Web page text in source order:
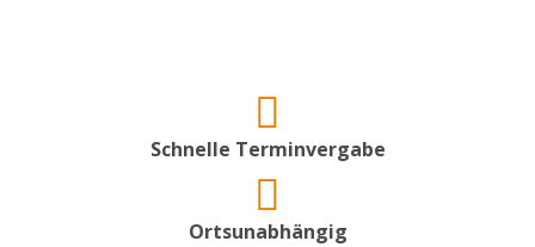
Schnelle Terminvergabe
Ortsunabhängig